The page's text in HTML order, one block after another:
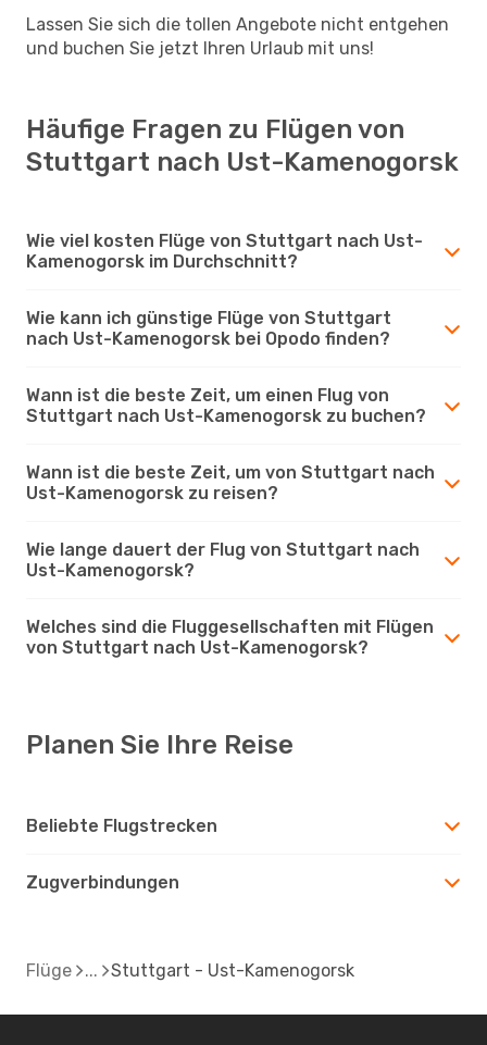
Lassen Sie sich die tollen Angebote nicht entgehen
und buchen Sie jetzt Ihren Urlaub mit uns!
Häufige Fragen zu Flügen von
Stuttgart nach Ust-Kamenogorsk
Wie viel kosten Flüge von Stuttgart nach Ust-
Kamenogorsk im Durchschnitt?
Wie kann ich günstige Flüge von Stuttgart
nach Ust-Kamenogorsk bei Opodo finden?
Wann ist die beste Zeit, um einen Flug von
Stuttgart nach Ust-Kamenogorsk zu buchen?
Wann ist die beste Zeit, um von Stuttgart nach
Ust-Kamenogorsk zu reisen?
Wie lange dauert der Flug von Stuttgart nach
Ust-Kamenogorsk?
Welches sind die Fluggesellschaften mit Flügen
von Stuttgart nach Ust-Kamenogorsk?
Planen Sie Ihre Reise
Beliebte Flugstrecken
Zugverbindungen
Flüge Stuttgart - Ust-Kamenogorsk